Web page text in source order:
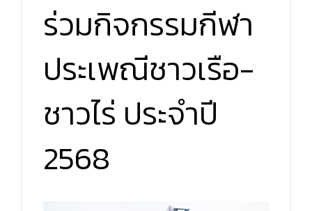
ร่วมกิจกรรมกีฬา
ประเพณีชาวเรือ-
ชาวไร่ ประจำปี
2568